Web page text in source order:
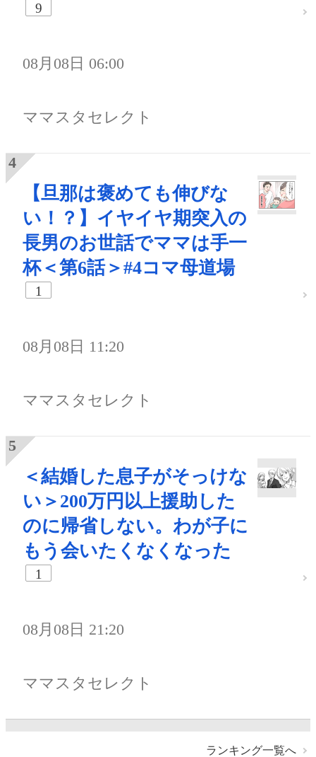
9
08月08日 06:00
ママスタセレクト
【旦那は褒めても伸びな
い！？】イヤイヤ期突入の
長男のお世話でママは手一
杯＜第6話＞#4コマ母道場
1
08月08日 11:20
ママスタセレクト
＜結婚した息子がそっけな
い＞200万円以上援助した
のに帰省しない。わが子に
もう会いたくなくなった
1
08月08日 21:20
ママスタセレクト
ランキング一覧へ